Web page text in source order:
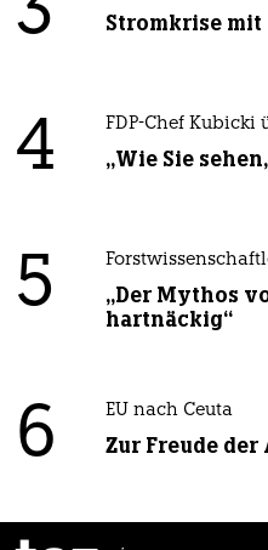
3 Stromkrise mit
4 FDP-Chef Kubicki
„Wie Sie
5
„Der Mythos
hartnäckig“
6 EU nach Ceuta
Zur Freude